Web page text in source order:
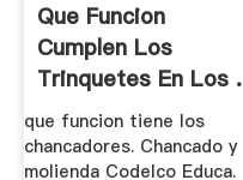
Que Funcion
Cumplen Los
Trinquetes En Los .
que funcion tiene los
chancadores. Chancado y
molienda Codelco Educa.